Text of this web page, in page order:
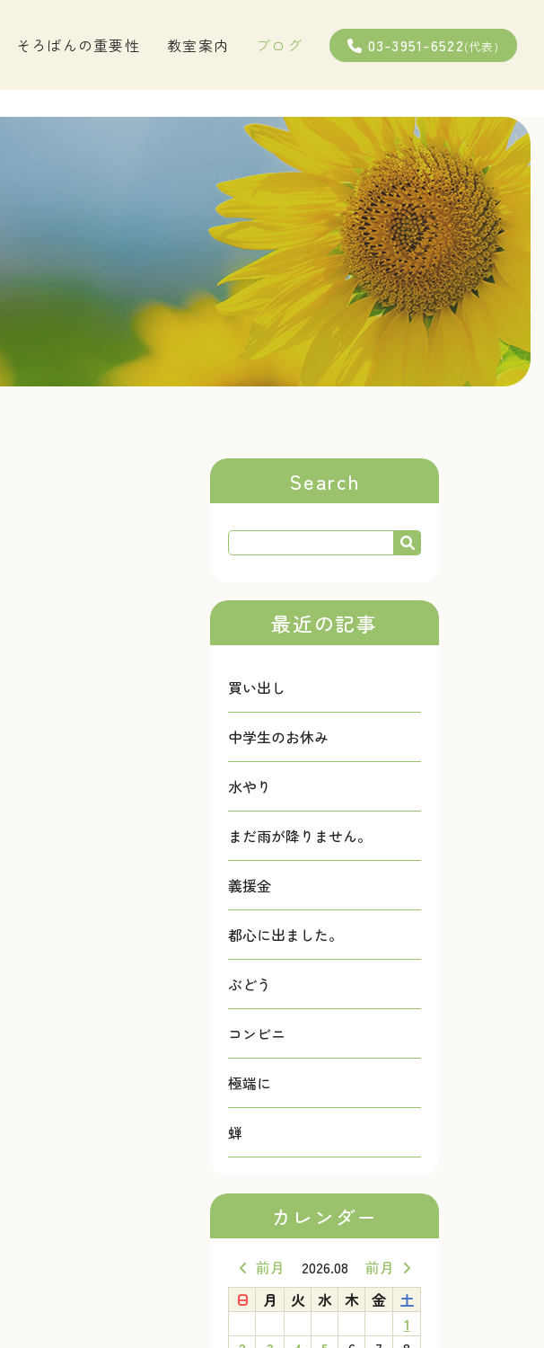
そろばんの重要性 教室案内 ブログ 03-3951-6522(代表)
Search
最近の記事
買い出し
中学生のお休み
水やり
まだ雨が降りません。
義援金
都心に出ました。
ぶどう
コンビニ
極端に
蝉
カレンダー
前月 2026.08
前月
日
月 火 水 木 金
土
1